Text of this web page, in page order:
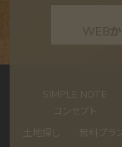
WEB
無料プラ